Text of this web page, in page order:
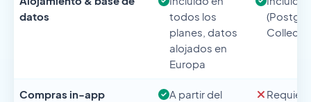
datos
todos los
planes, datos
alojados en
Europa
Compras in-app
A partir del
Requiere